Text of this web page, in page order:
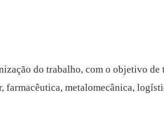
do trabalho, com o objetivo de
metalomecânica,